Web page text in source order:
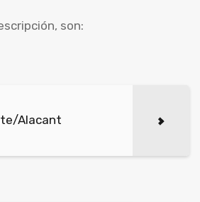
son:
Alacant